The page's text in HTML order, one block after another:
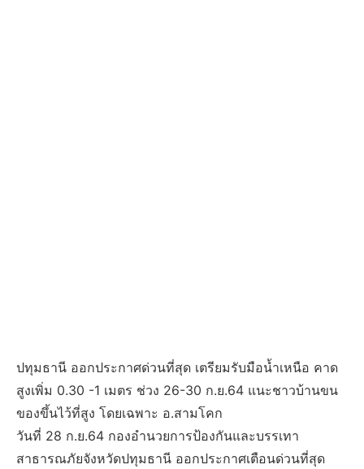
ปทุมธานี ออกประกาศด่วนที่สุด เตรียมรับมือน้ำเหนือ คาด
สูงเพิ่ม 0.30 -1 เมตร ช่วง 26-30 ก.ย.64 แนะชาวบ้านขน
ของขึ้นไว้ที่สูง โดยเฉพาะ อ.สามโคก
วันที่ 28 ก.ย.64 กองอำนวยการป้องกันและบรรเทา
สาธารณภัยจังหวัดปทุมธานี ออกประกาศเตือนด่วนที่สุด